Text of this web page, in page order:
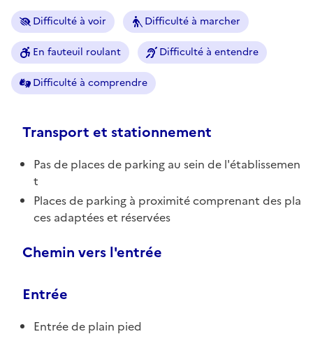
Difficulté à voir Difficulté à marcher
En fauteuil roulant Difficulté à entendre
Difficulté à comprendre
Transport et stationnement
Pas de places de parking au sein de l'établissemen
t
Places de parking à proximité comprenant des pla
ces adaptées et réservées
Chemin vers l'entrée
Entrée
Entrée de plain pied